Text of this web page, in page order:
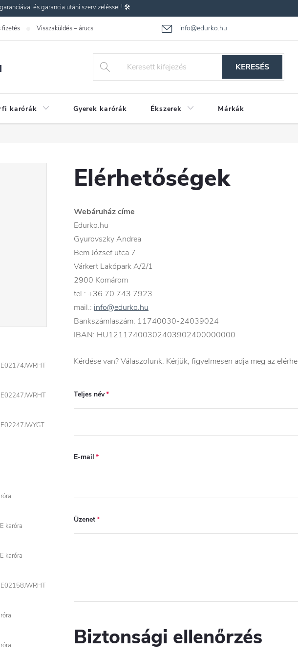
és garancia utáni szervizeléssel ! 🛠️
info@edurko.hu
fizetés Visszaküldés – árucsere Gyakran ismételt kérdések
KERESÉS
karórák Gyerek karórák Ékszerek Márkák
karóra
karóra
Elérhetőségek
Webáruház címe
Edurko.hu
Gyurovszky Andrea
Bem József utca 7
Várkert Lakópark A/2/1
2900 Komárom
tel.: +36 70 743 7923
mail.: info@edurko.hu
Bankszámlaszám: 11740030-24039024
IBAN: HU12117400302403902400000000
Kérdése van? Válaszolunk. Kérjük, figyelmesen adja meg az
Teljes név
E-mail
Üzenet
Biztonsági ellenőrzés